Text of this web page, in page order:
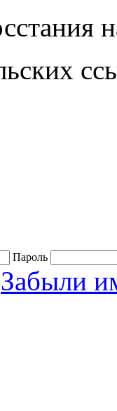
Пароль
Забыли